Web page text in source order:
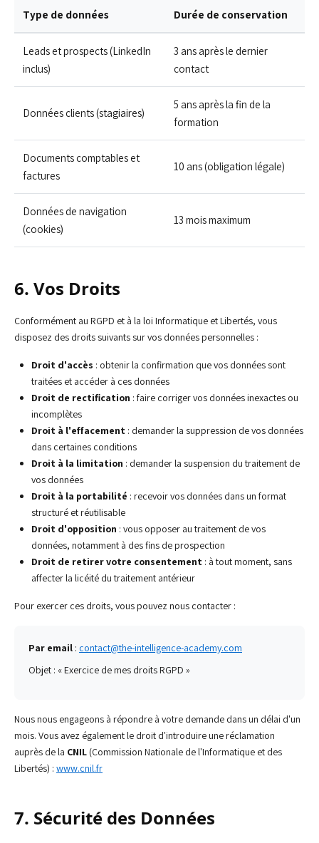
Type de données Durée de conservation
Leads et prospects (LinkedIn
inclus)
3 ans après le dernier
contact
Données clients (stagiaires)
5 ans après la fin de la
formation
Documents comptables et
factures
10 ans (obligation légale)
Données de navigation
(cookies)
13 mois maximum
6. Vos Droits
Conformément au RGPD et à la loi Informatique et Libertés, vous
disposez des droits suivants sur vos données personnelles :
Droit d'accès : obtenir la confirmation que vos données sont
traitées et accéder à ces données
Droit de rectification : faire corriger vos données inexactes ou
incomplètes
Droit à l'effacement : demander la suppression de vos données
dans certaines conditions
Droit à la limitation : demander la suspension du traitement de
vos données
Droit à la portabilité : recevoir vos données dans un format
structuré et réutilisable
Droit d'opposition : vous opposer au traitement de vos
données, notamment à des fins de prospection
Droit de retirer votre consentement : à tout moment, sans
affecter la licéité du traitement antérieur
Pour exercer ces droits, vous pouvez nous contacter :
Par email : contact@the-intelligence-academy.com
Objet : « Exercice de mes droits RGPD »
Nous nous engageons à répondre à votre demande dans un délai d'un
mois. Vous avez également le droit d'introduire une réclamation
auprès de la CNIL (Commission Nationale de l'Informatique et des
Libertés) : www.cnil.fr
7. Sécurité des Données